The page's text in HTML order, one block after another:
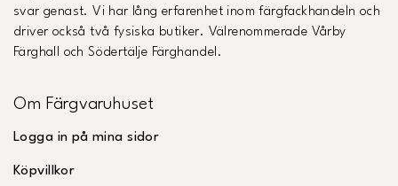
svar genast. Vi har lång erfarenhet inom färgfackhandeln och
driver också två fysiska butiker. Välrenommerade Vårby
Färghall och Södertälje Färghandel.
Om Färgvaruhuset
Logga in på mina sidor
Köpvillkor